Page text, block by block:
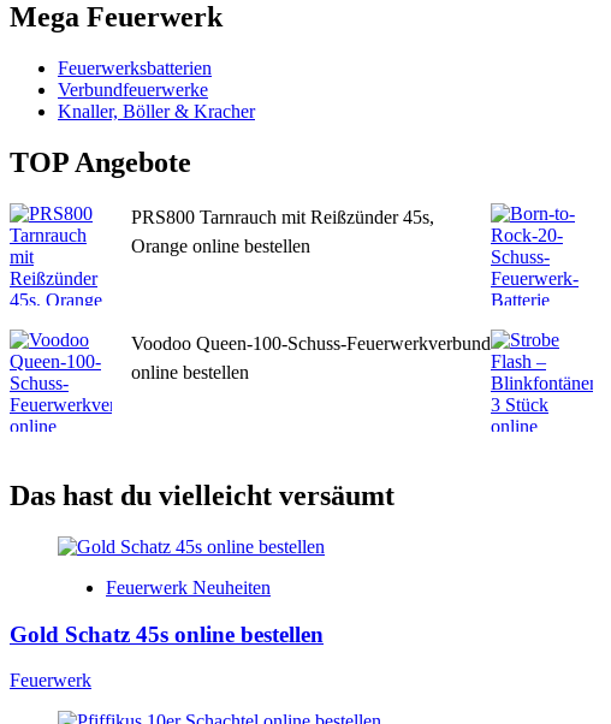
Mega Feuerwerk
Feuerwerksbatterien
Verbundfeuerwerke
Knaller, Böller & Kracher
TOP Angebote
PRS800 Tarnrauch mit Reißzünder 45s,
Orange online bestellen
Voodoo Queen-100-Schuss-Feuerwerkverbund
online bestellen
Das hast du vielleicht versäumt
Feuerwerk Neuheiten
Gold Schatz 45s online bestellen
Feuerwerk